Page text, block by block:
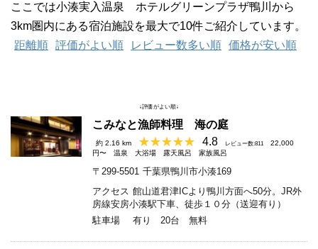
ここでは小湊実入温泉 ホテルグリーンプラザ鴨川から
3km圏内にある宿泊施設を最大で10件ご紹介しています。
距離順 評価がよい順 レビュー数多い順 価格が安い順
↓評価がよい順↓
こみなと漁師料理 海の庭
約 2.16 km 4.8 レビュー数:811
22,000
円〜
温泉 大浴場 露天風呂 家族風呂
〒299-5501 千葉県鴨川市小湊169
アクセス 館山道君津ICより鴨川方面へ50分。JR外
房線安房小湊駅下車、徒歩１０分（送迎有り）
駐車場
有り 20台 無料